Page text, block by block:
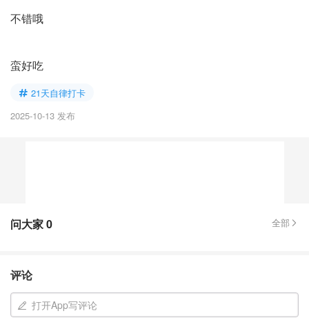
不错哦
蛮好吃
21天自律打卡
2025-10-13 发布
问大家0 全部
评论
打开App写评论